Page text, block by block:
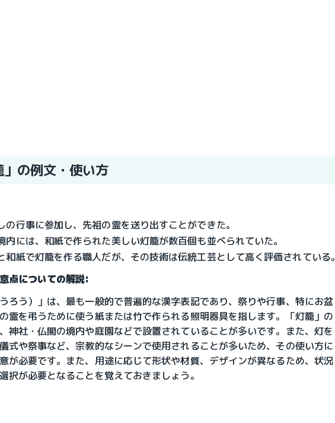
」の例文・使い方
の行事に参加し、先祖の霊を送り出すことができた。
内には、和紙で作られた美しい灯籠が数百個も並べられていた。
和紙で灯籠を作る職人だが、その技術は伝統工芸として高く評価されている。
点についての解説:
うろう）」は、最も一般的で普遍的な漢字表記であり、祭りや行事、特にお盆
霊を弔うために使う紙または竹で作られる照明器具を指します。「灯籠」の
神社・仏閣の境内や庭園などで設置されていることが多いです。また、灯を
式や祭事など、宗教的なシーンで使用されることが多いため、その使い方に
が必要です。また、用途に応じて形状や材質、デザインが異なるため、状況
択が必要となることを覚えておきましょう。